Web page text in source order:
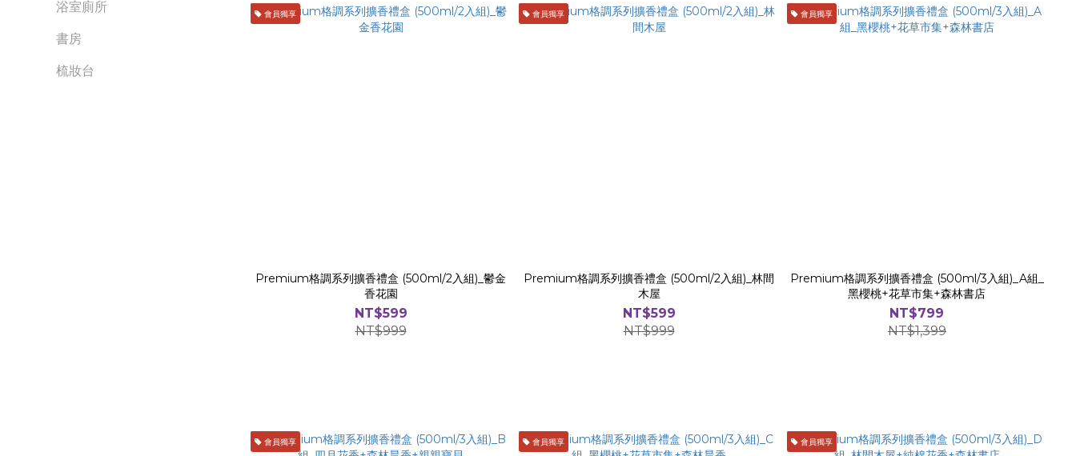
浴室廁所
書房
梳妝台
會員獨享
Premium格調系列擴香禮盒 (500ml/2入組)_鬱金
香花園
NT$599
NT$999
會員獨享
Premium格調系列擴香禮盒 (500ml/2入組)_林間
木屋
NT$599
NT$999
會員獨享
Premium格調系列擴香禮盒 (500ml/3入組)_A組_
黑櫻桃+花草市集+森林書店
NT$799
NT$1,399
會員獨享 會員獨享 會員獨享